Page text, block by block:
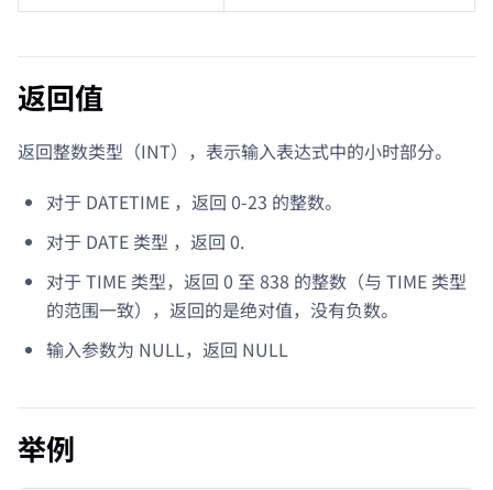
返回值
返回整数类型（INT），表示输入表达式中的小时部分。
对于 DATETIME ，返回 0-23 的整数。
对于 DATE 类型 ，返回 0.
对于 TIME 类型，返回 0 至 838 的整数（与 TIME 类型
的范围一致），返回的是绝对值，没有负数。
输入参数为 NULL，返回 NULL
举例